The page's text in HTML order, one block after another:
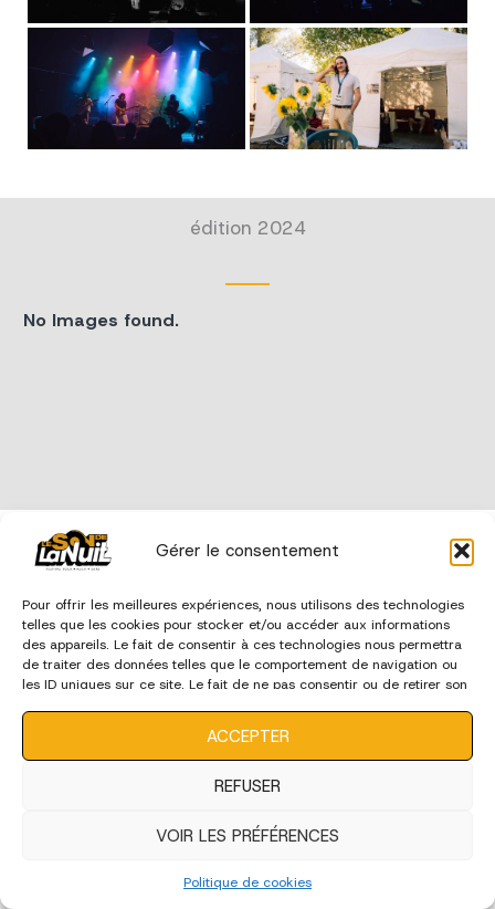
Gérer le consentement
Pour offrir les meilleures expériences, nous utilisons des technologies
telles que les cookies pour stocker et/ou accéder aux informations
des appareils. Le fait de consentir à ces technologies nous permettra
de traiter des données telles que le comportement de navigation ou
les ID uniques sur ce site. Le fait de ne pas consentir ou de retirer son
ACCEPTER
REFUSER
VOIR LES PRÉFÉRENCES
Politique de cookies
édition 2024
No Images found.
édition 2023